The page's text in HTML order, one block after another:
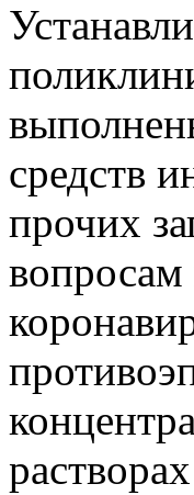
средств
прочих
вопросам